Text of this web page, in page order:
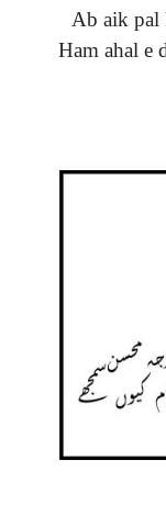
Ab aik pal
Ham ahal e